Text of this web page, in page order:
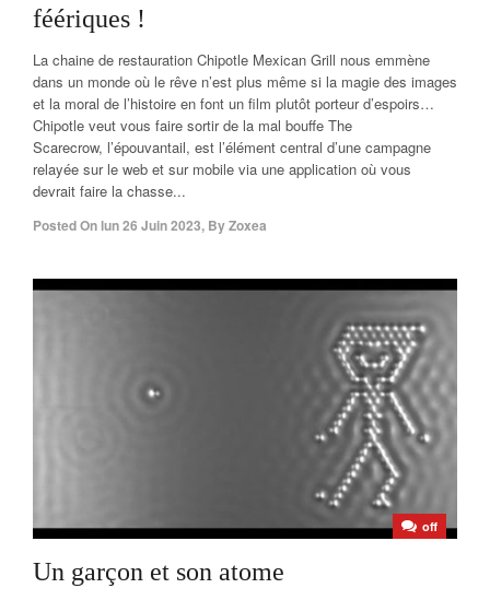
féériques !
La chaine de restauration Chipotle Mexican Grill nous emmène
dans un monde où le rêve n’est plus même si la magie des images
et la moral de l’histoire en font un film plutôt porteur d’espoirs…
Chipotle veut vous faire sortir de la mal bouffe The
Scarecrow, l’épouvantail, est l’élément central d’une campagne
relayée sur le web et sur mobile via une application où vous
devrait faire la chasse...
Posted On lun 26 Juin 2023, ByZoxea
off
Un garçon et son atome